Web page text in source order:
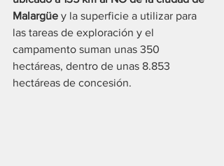
Malargüe y la superficie a utilizar para
las tareas de exploración y el
campamento suman unas 350
hectáreas, dentro de unas 8.853
hectáreas de concesión.